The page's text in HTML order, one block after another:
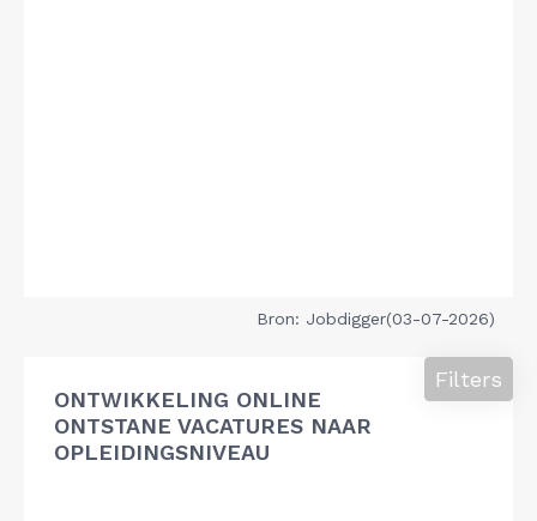
Bron: Jobdigger(03-07-2026)
ONTWIKKELING ONLINE
ONTSTANE VACATURES NAAR
OPLEIDINGSNIVEAU
Filters